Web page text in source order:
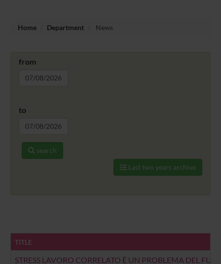
Home Department News
from
to
search
Last two years archive
TITLE
STRESS LAVORO CORRELATO È UN PROBLEMA DEL